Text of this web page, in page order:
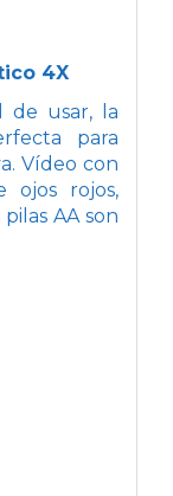
4X
de usar, la
para
Vídeo con
ojos rojos,
AA son